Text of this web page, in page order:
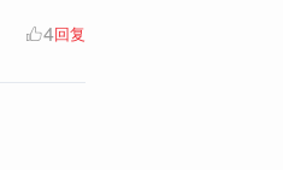
4回复